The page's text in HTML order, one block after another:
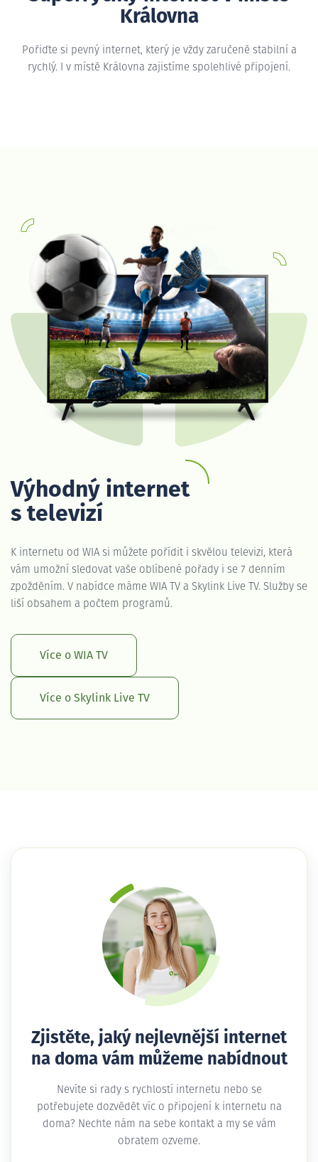
Královna
Pořiďte si pevný internet, který je vždy zaručeně stabilní a
rychlý. I v místě Královna zajistíme spolehlivé připojení.
Výhodný internet
s televizí
K internetu od WIA si můžete pořídit i skvělou televizi, která
vám umožní sledovat vaše oblíbené pořady i se 7 denním
zpožděním. V nabídce máme WIA TV a Skylink Live TV. Služby se
liší obsahem a počtem programů.
Více o WIA TV
Více o Skylink Live TV
Zjistěte, jaký nejlevnější internet
na doma vám můžeme nabídnout
Nevíte si rady s rychlostí internetu nebo se
potřebujete dozvědět víc o připojení k internetu na
doma? Nechte nám na sebe kontakt a my se vám
obratem ozveme.